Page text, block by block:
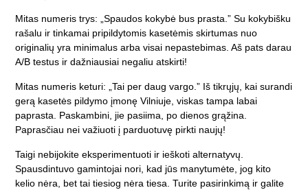
Mitas numeris trys: „Spaudos kokybė bus prasta.” Su kokybišku
rašalu ir tinkamai pripildytomis kasetėmis skirtumas nuo
originalių yra minimalus arba visai nepastebimas. Aš pats darau
A/B testus ir dažniausiai negaliu atskirti!
Mitas numeris keturi: „Tai per daug vargo.” Iš tikrųjų, kai surandi
gerą kasetės pildymo įmonę Vilniuje, viskas tampa labai
paprasta. Paskambini, jie pasiima, po dienos grąžina.
Paprasčiau nei važiuoti į parduotuvę pirkti naujų!
Taigi nebijokite eksperimentuoti ir ieškoti alternatyvų.
Spausdintuvo gamintojai nori, kad jūs manytumėte, jog kito
kelio nėra, bet tai tiesiog nėra tiesa. Turite pasirinkimą ir galite